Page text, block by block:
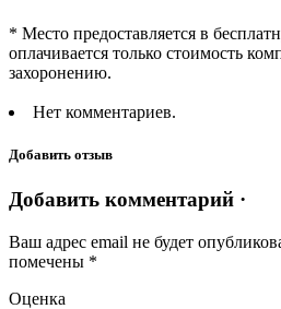
* Место предоставляется в
оплачивается только стоимость
захоронению.
Нет комментариев.
Добавить отзыв
Добавить комментарий ·
Ваш адрес email не будет
помечены *
Оценка